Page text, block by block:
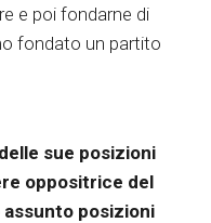
e poi fondarne di
fondato un partito
sue posizioni
oppositrice del
assunto posizioni